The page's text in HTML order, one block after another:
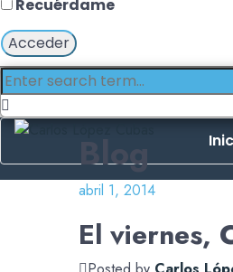
Recuérdame
Blog
abril 1, 2014
El viernes,